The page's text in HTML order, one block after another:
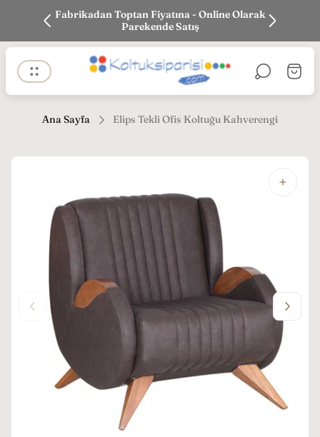
Fabrikadan Toptan Fiyatına - Online Olarak
Parekende Satış
Mağaza
logosu"
Sepet
Ana Sayfa Elips Tekli Ofis Koltuğu Kahverengi